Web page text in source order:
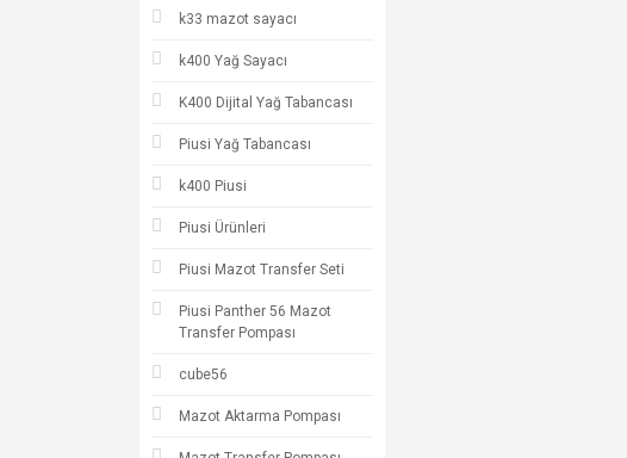
k33 mazot sayacı
k400 Yağ Sayacı
K400 Dijital Yağ Tabancası
Piusi Yağ Tabancası
k400 Piusi
Piusi Ürünleri
Piusi Mazot Transfer Seti
Piusi Panther 56 Mazot
Transfer Pompası
cube56
Mazot Aktarma Pompası